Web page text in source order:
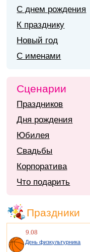
С днем рождения
К празднику
Новый год
С именами
Сценарии
Праздников
Дня рождения
Юбилея
Свадьбы
Корпоратива
Что подарить
Праздники
9.08
День физкультурника